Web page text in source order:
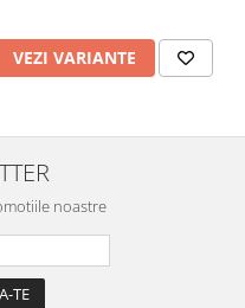
VEZI VARIANTE
noastre